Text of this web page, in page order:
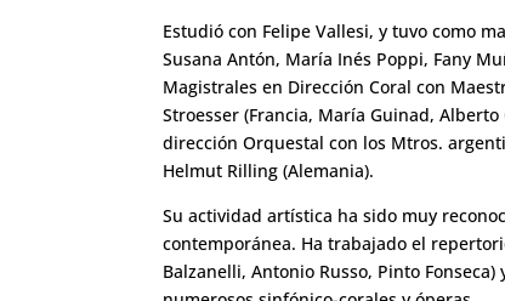
Estudió con Felipe Vallesi, y tuvo como
Susana Antón, María Inés Poppi, Fany
Magistrales en Dirección Coral con
Stroesser (Francia, María Guinad,
dirección Orquestal con los Mtros.
Helmut Rilling (Alemania).
Su actividad artística ha sido muy
contemporánea. Ha trabajado el
Balzanelli, Antonio Russo, Pinto